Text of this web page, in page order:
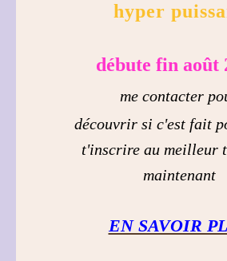
hyper
débute fin août
me contacter
découvrir si c'est fait
t'inscrire au meilleur
maintenant
EN SAVOIR